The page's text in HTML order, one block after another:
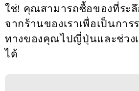
ใช่! คุณสามารถซื้อของที่ระ
จากร้านของเราเพื่อเป็นการ
ทางของคุณไปญี่ปุ่นและช่วงเ
ได้